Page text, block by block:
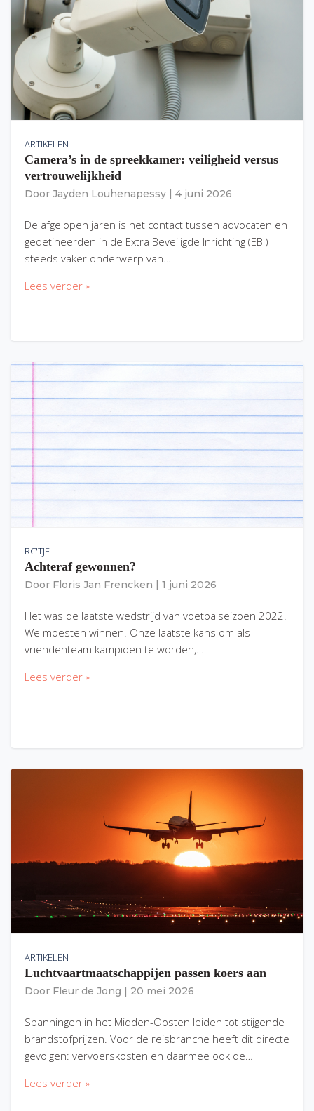
ARTIKELEN
Camera’s in de spreekkamer: veiligheid versus
vertrouwelijkheid
Door Jayden Louhenapessy 4 juni 2026
De afgelopen jaren is het contact tussen advocaten en
gedetineerden in de Extra Beveiligde Inrichting (EBI)
steeds vaker onderwerp van…
Lees verder »
RC'TJE
Achteraf gewonnen?
Door Floris Jan Frencken 1 juni 2026
Het was de laatste wedstrijd van voetbalseizoen 2022.
We moesten winnen. Onze laatste kans om als
vriendenteam kampioen te worden,…
Lees verder »
ARTIKELEN
Luchtvaartmaatschappijen passen koers aan
Door Fleur de Jong 20 mei 2026
Spanningen in het Midden-Oosten leiden tot stijgende
brandstofprijzen. Voor de reisbranche heeft dit directe
gevolgen: vervoerskosten en daarmee ook de…
Lees verder »